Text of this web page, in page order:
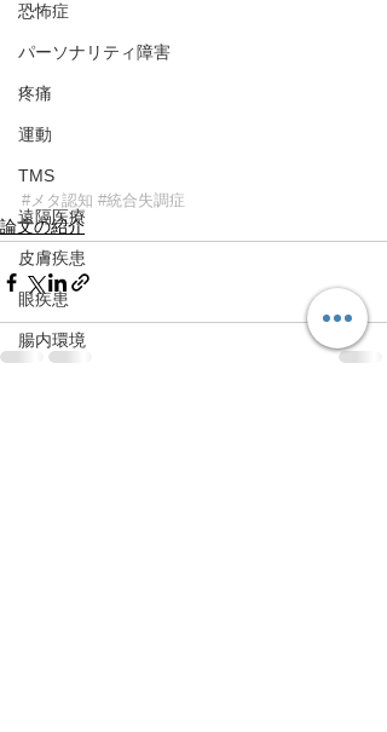
恐怖症
パーソナリティ障害
疼痛
運動
TMS
遠隔医療
皮膚疾患
眼疾患
腸内環境
#メタ認知 #統合失調症
論文の紹介